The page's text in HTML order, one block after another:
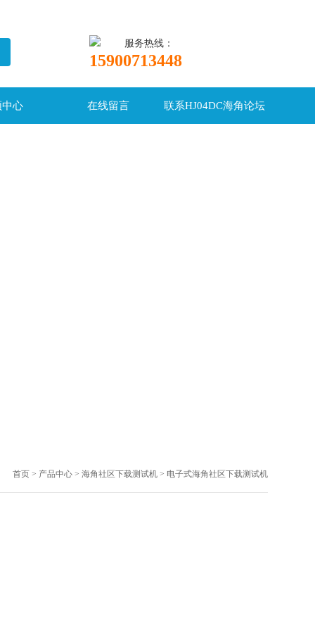
服务热线：
15900713448
心 在线留言 联系HJ04DC海角论坛
首页> 产品中心> 海角社区下载测试机> 电子式海角社区下载测试机